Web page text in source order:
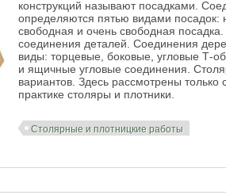
конструкций называют посадками.
определяются пятью видами посадок:
свободная и очень свободная
соединения деталей. Соединения
виды: торцевые, боковые, угловые Т-
и ящичные угловые соединения.
вариантов. Здесь рассмотрены
практике столяры и плотники.
Столярные и плотницкие работы